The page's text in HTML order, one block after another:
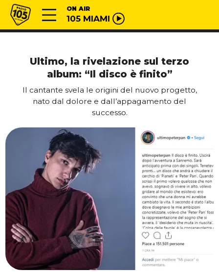
Vai al contenuto
Radio 105 ON AIR
105 MIAMI
Ultimo, la rivelazione sul terzo
album: “Il disco è finito”
Il cantante svela le origini del nuovo progetto,
nato dal dolore e dall’appagamento del
successo.